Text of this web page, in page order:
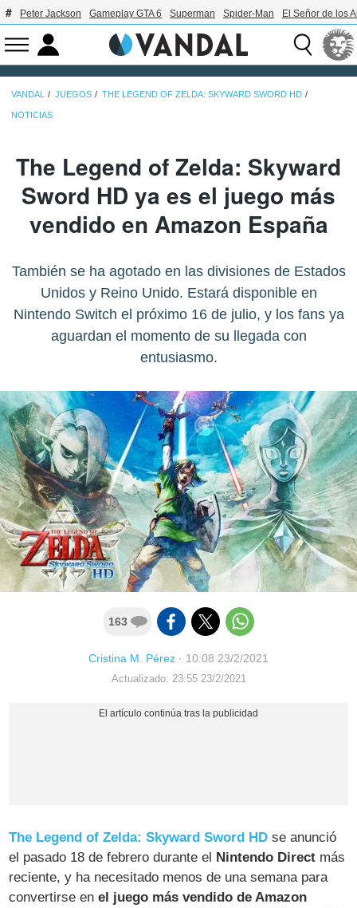
Peter Jackson Gameplay GTA 6 Superman Spider-Man El Señor de los
VANDAL JUEGOS THE LEGEND OF ZELDA: SKYWARD SWORD HD
NOTICIAS
The Legend of Zelda: Skyward
Sword HD ya es el juego más
vendido en Amazon España
También se ha agotado en las divisiones de Estados
Unidos y Reino Unido. Estará disponible en
Nintendo Switch el próximo 16 de julio, y los fans ya
aguardan el momento de su llegada con
entusiasmo.
163
Cristina M. Pérez · 10:08 23/2/2021
Actualizado: 23:55 23/2/2021
The Legend of Zelda: Skyward Sword HD se anunció
el pasado 18 de febrero durante el Nintendo Direct más
reciente, y ha necesitado menos de una semana para
convertirse enel juego más vendido de Amazon